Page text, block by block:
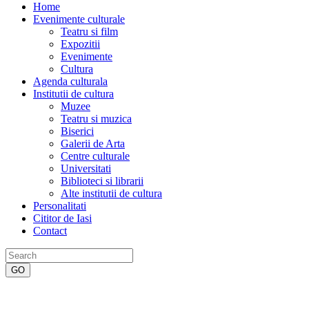
Home
Evenimente culturale
Teatru si film
Expozitii
Evenimente
Cultura
Agenda culturala
Institutii de cultura
Muzee
Teatru si muzica
Biserici
Galerii de Arta
Centre culturale
Universitati
Biblioteci si librarii
Alte institutii de cultura
Personalitati
Cititor de Iasi
Contact